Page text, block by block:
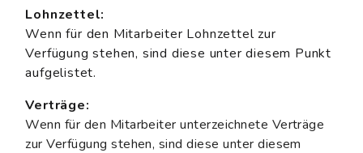
Lohnzettel:
Wenn für den Mitarbeiter Lohnzettel zur
Verfügung stehen, sind diese unter diesem Punkt
aufgelistet.
Verträge:
Wenn für den Mitarbeiter unterzeichnete Verträge
zur Verfügung stehen, sind diese unter diesem